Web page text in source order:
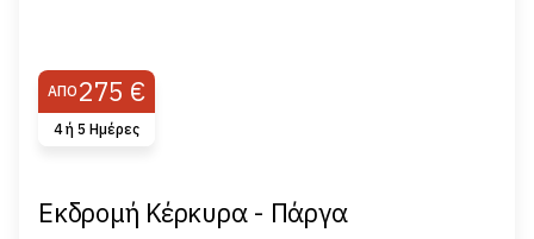
ΑΠΌ 275 €
4 ή 5 Hμέρες
Εκδρομή Κέρκυρα - Πάργα